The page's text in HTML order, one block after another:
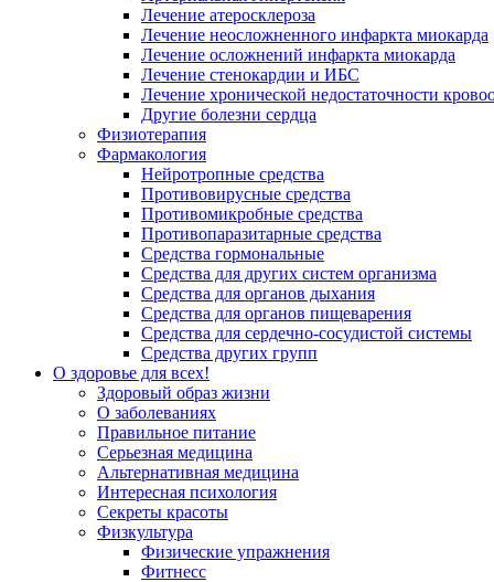
Лечение атеросклероза
Лечение неосложненного инфаркта миокарда
Лечение осложнений инфаркта миокарда
Лечение стенокардии и ИБС
Лечение хронической недостаточности
Другие болезни сердца
Физиотерапия
Фармакология
Нейротропные средства
Противовирусные средства
Противомикробные средства
Противопаразитарные средства
Средства гормональные
Средства для других систем организма
Средства для органов дыхания
Средства для органов пищеварения
Средства для сердечно-сосудистой системы
Средства других групп
О здоровье для всех!
Здоровый образ жизни
О заболеваниях
Правильное питание
Серьезная медицина
Альтернативная медицина
Интересная психология
Секреты красоты
Физкультура
Физические упражнения
Фитнесс